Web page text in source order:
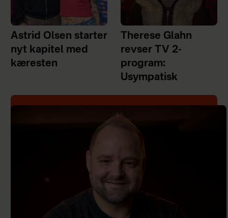
Astrid Olsen starter
nyt kapitel med
kæresten
Therese Glahn
revser TV 2-
program:
Usympatisk